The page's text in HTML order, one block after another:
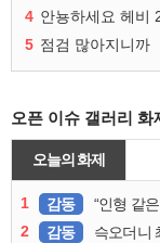
4 안뇽하세요 헤비
5 점검 많아지니까
오픈 이슈 갤러리 화
오늘의 화제
1 감동 “인형 같은
2
감동 슥오더니 촤